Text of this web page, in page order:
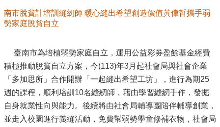
南市脫貧計培訓縫紉師 暖心縫出希望創造價值黃偉哲攜手弱
勢家庭脫貧自立
臺南市為培植弱勢家庭自立，運用公益彩券盈餘基金經費
積極推動脫貧自立方案，今(113)年3月起社會局與社會企業
「多加思所」合作開辦「一起縫出希望工坊」，進行為期25
週的課程，順利培訓10名縫紉師，藉由學習縫紉手作，發掘
自身就業性向與能力。後續將由社會局輔導團陪伴輔導創業，
並走入校園進行義縫活動，免費幫弱勢學童修補衣物，社會局